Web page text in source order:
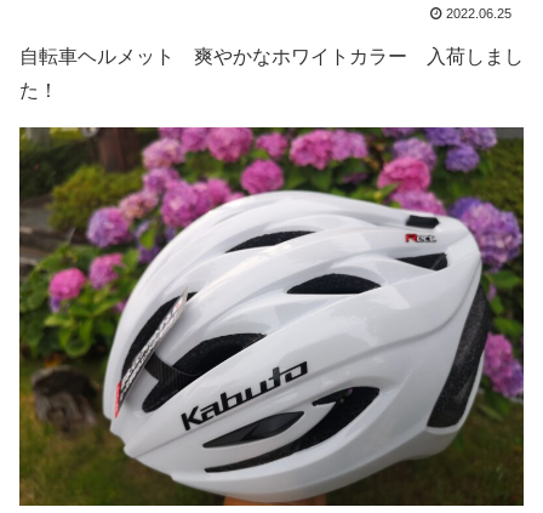
2022.06.25
自転車ヘルメット 爽やかなホワイトカラー 入荷しまし
た！